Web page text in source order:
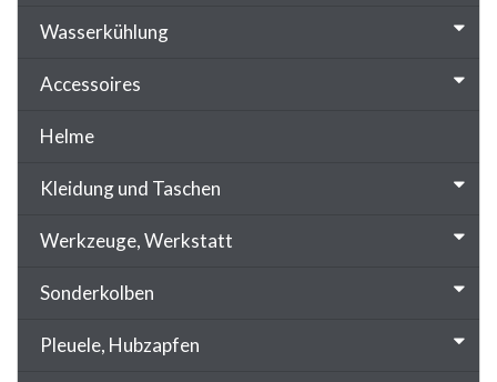
Wasserkühlung
Accessoires
Helme
Kleidung und Taschen
Werkzeuge, Werkstatt
Sonderkolben
Pleuele, Hubzapfen